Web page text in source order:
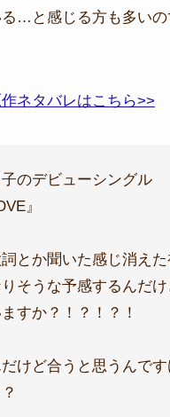
る…と感じる方も多いの
ネタバレはこちら>>
のデビューシングル
』
とか聞いた感じ消え
そうな予感するんだ
すか？！？！？！
けど合うと思うんです